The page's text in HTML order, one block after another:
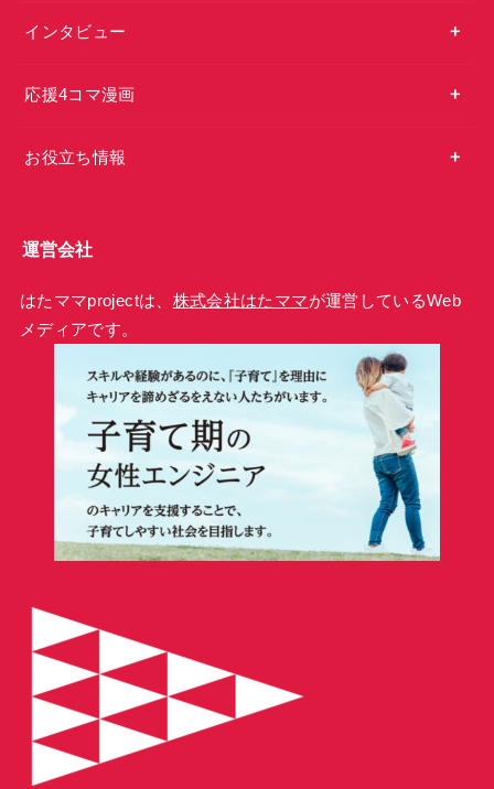
インタビュー
応援4コマ漫画
お役立ち情報
運営会社
はたママprojectは、 株式会社はたママが運営しているWeb
メディアです。